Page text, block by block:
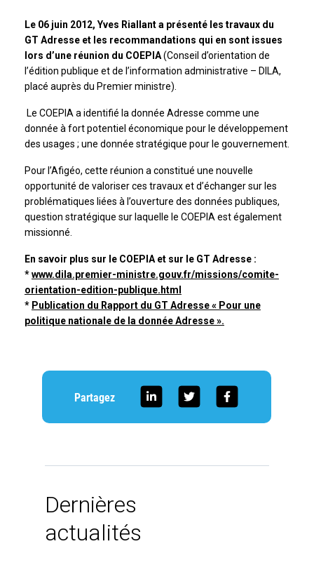
Le 06 juin 2012, Yves Riallant a présenté les travaux du
GT Adresse et les recommandations qui en sont issues
lors d’une réunion du COEPIA(Conseil d’orientation de
l’édition publique et de l’information administrative – DILA,
placé auprès du Premier ministre).
Le COEPIA a identifié la donnée Adresse comme une
donnée à fort potentiel économique pour le développement
des usages ; une donnée stratégique pour le gouvernement.
Pour l’Afigéo, cette réunion a constitué une nouvelle
opportunité de valoriser ces travaux et d’échanger sur les
problématiques liées à l’ouverture des données publiques,
question stratégique sur laquelle le COEPIA est également
missionné.
En savoir plus sur le COEPIA et sur le GT Adresse :
*www.dila.premier-ministre.gouv.fr/missions/comite-
orientation-edition-publique.html
* Publication du Rapport du GT Adresse « Pour une
politique nationale de la donnée Adresse ».
Partagez
Dernières
actualités